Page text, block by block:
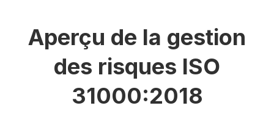
Aperçu de la gestion
des risques ISO
31000:2018